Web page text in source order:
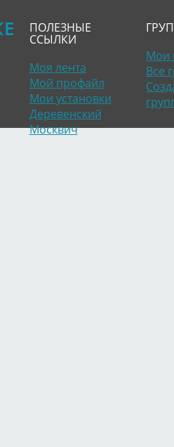
ПОЛЕЗНЫЕ
ССЫЛКИ
Моя лента
Мой профайл
Мои установки
Деревенский
Москвич
Мои
Все